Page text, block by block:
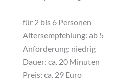
für 2 bis 6 Personen
Altersempfehlung: ab 5
Anforderung: niedrig
Dauer: ca. 20 Minuten
Preis: ca. 29 Euro